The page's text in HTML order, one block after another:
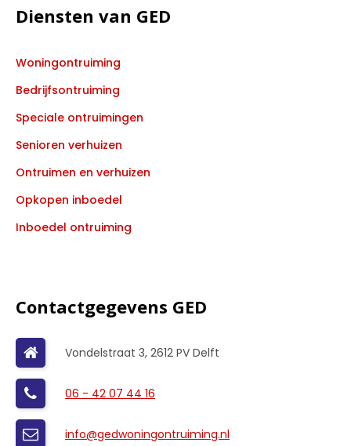
Diensten van GED
Woningontruiming
Bedrijfsontruiming
Speciale ontruimingen
Senioren verhuizen
Ontruimen en verhuizen
Opkopen inboedel
Inboedel ontruiming
Contactgegevens GED
Vondelstraat 3, 2612 PV Delft
06 - 42 07 44 16
info@gedwoningontruiming.nl